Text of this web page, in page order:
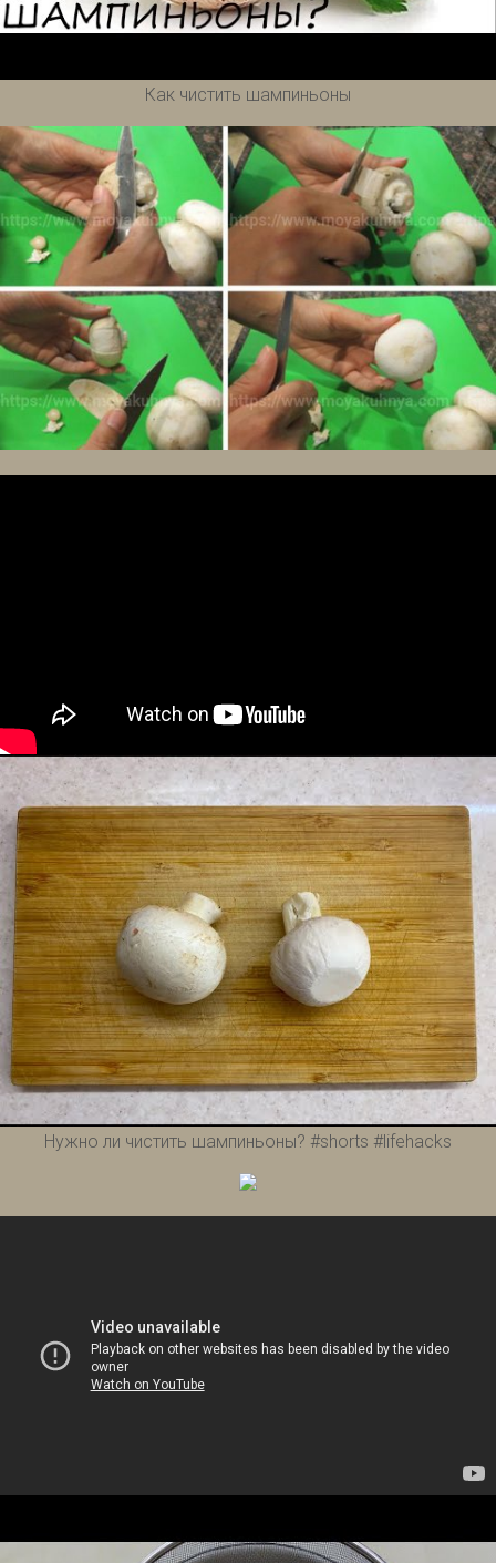
Как чистить шампиньоны
Нужно ли чистить шампиньоны? #shorts #lifehacks